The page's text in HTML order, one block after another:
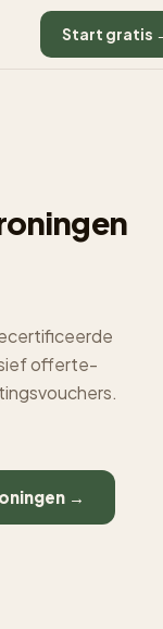
Start gratis
offerte-
→